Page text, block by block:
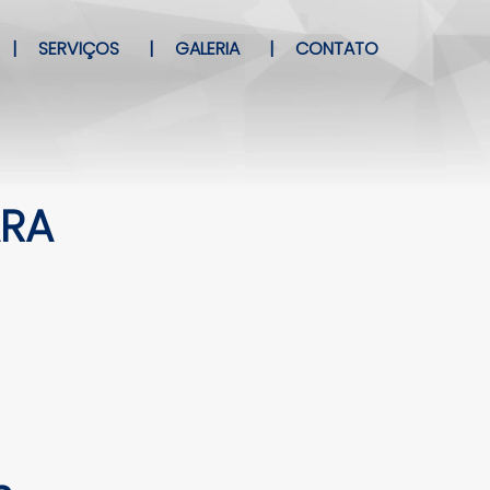
| SERVIÇOS | GALERIA | CONTATO